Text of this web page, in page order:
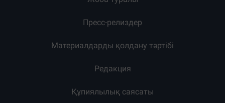
Пресс-релиздер
Материалдарды қолдану тәртібі
Редакция
Құпиялылық саясаты